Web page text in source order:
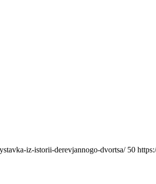
iz-istorii-derevjannogo-dvortsa/ 50